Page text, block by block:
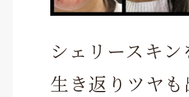
シェリースキ
生き返りツヤ